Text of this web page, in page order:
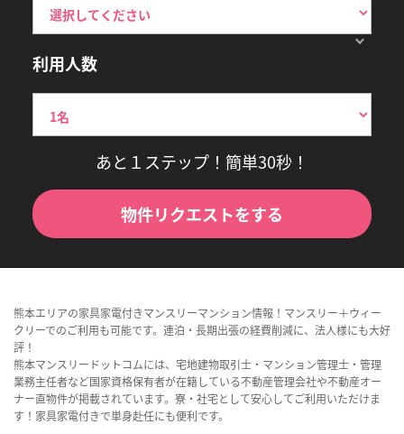
利用人数
あと１ステップ！簡単30秒！
物件リクエストをする
熊本エリアの家具家電付きマンスリーマンション情報！マンスリー＋ウィー
クリーでのご利用も可能です。連泊・長期出張の経費削減に、法人様にも大好
評！
熊本マンスリードットコムには、宅地建物取引士・マンション管理士・管理
業務主任者など国家資格保有者が在籍している不動産管理会社や不動産オー
ナー直物件が掲載されています。寮・社宅として安心してご利用いただけま
す！家具家電付きで単身赴任にも便利です。